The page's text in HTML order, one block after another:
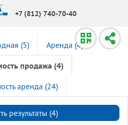
+7 (812) 740-70-40
(5) Аренда (4)
продажа (4)
аренда (24)
результаты (4)